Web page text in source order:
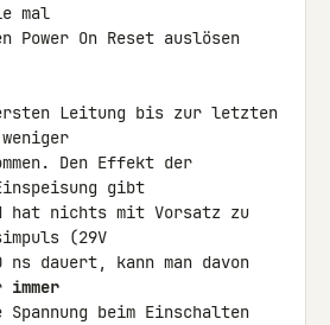
mal
Power On Reset auslösen
Leitung bis zur letzten
Den Effekt der
gibt
hat nichts mit Vorsatz zu
(29V
ns dauert, kann man davon
immer
beim Einschalten